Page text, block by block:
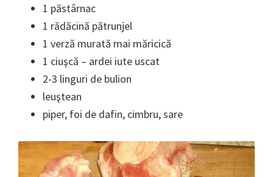
1 păstârnac
1 rădăcină pătrunjel
1 verză murată mai măricică
1 ciuşcă – ardei iute uscat
2-3 linguri de bulion
leuştean
piper, foi de dafin, cimbru, sare